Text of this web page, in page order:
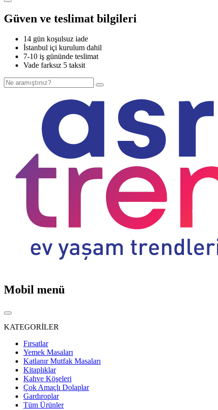
Güven ve teslimat bilgileri
14 gün koşulsuz iade
İstanbul içi kurulum dahil
7-10 iş gününde teslimat
Vade farksız 5 taksit
Mobil menü
KATEGORİLER
Fırsatlar
Yemek Masaları
Katlanır Mutfak Masaları
Kitaplıklar
Kahve Köşeleri
Çok Amaçlı Dolaplar
Gardıroplar
Tüm Ürünler